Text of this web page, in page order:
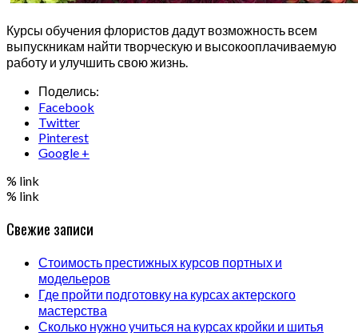
Курсы обучения флористов дадут возможность всем
выпускникам найти творческую и высокооплачиваемую
работу и улучшить свою жизнь.
Поделись:
Facebook
Twitter
Pinterest
Google +
% link
% link
Свежие записи
Стоимость престижных курсов портных и
модельеров
Где пройти подготовку на курсах актерского
мастерства
Сколько нужно учиться на курсах кройки и шитья